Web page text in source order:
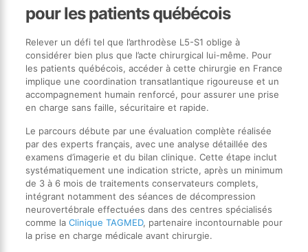
pour les patients québécois
Relever un défi tel que l’arthrodèse L5-S1 oblige à
considérer bien plus que l’acte chirurgical lui-même. Pour
les patients québécois, accéder à cette chirurgie en France
implique une coordination transatlantique rigoureuse et un
accompagnement humain renforcé, pour assurer une prise
en charge sans faille, sécuritaire et rapide.
Le parcours débute par une évaluation complète réalisée
par des experts français, avec une analyse détaillée des
examens d’imagerie et du bilan clinique. Cette étape inclut
systématiquement une indication stricte, après un minimum
de 3 à 6 mois de traitements conservateurs complets,
intégrant notamment des séances de décompression
neurovertébrale effectuées dans des centres spécialisés
comme la Clinique TAGMED, partenaire incontournable pour
la prise en charge médicale avant chirurgie.